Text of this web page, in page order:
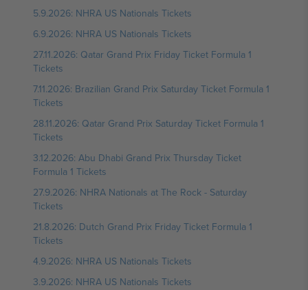
5.9.2026: NHRA US Nationals Tickets
6.9.2026: NHRA US Nationals Tickets
27.11.2026: Qatar Grand Prix Friday Ticket Formula 1
Tickets
7.11.2026: Brazilian Grand Prix Saturday Ticket Formula 1
Tickets
28.11.2026: Qatar Grand Prix Saturday Ticket Formula 1
Tickets
3.12.2026: Abu Dhabi Grand Prix Thursday Ticket
Formula 1 Tickets
27.9.2026: NHRA Nationals at The Rock - Saturday
Tickets
21.8.2026: Dutch Grand Prix Friday Ticket Formula 1
Tickets
4.9.2026: NHRA US Nationals Tickets
3.9.2026: NHRA US Nationals Tickets